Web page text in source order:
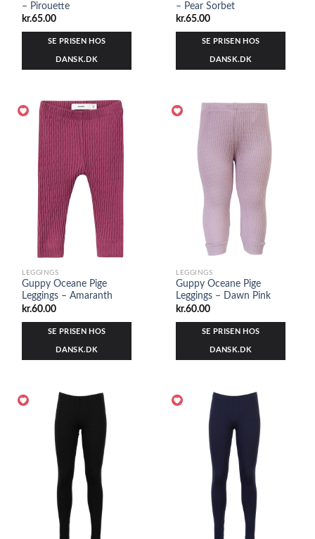
– Pirouette
kr.65.00
SE PRISEN HOS
DANSK.DK
– Pear Sorbet
kr.65.00
SE PRISEN HOS
DANSK.DK
LEGGINGS
Guppy Oceane Pige
Leggings – Amaranth
kr.60.00
SE PRISEN HOS
DANSK.DK
LEGGINGS
Guppy Oceane Pige
Leggings – Dawn Pink
kr.60.00
SE PRISEN HOS
DANSK.DK